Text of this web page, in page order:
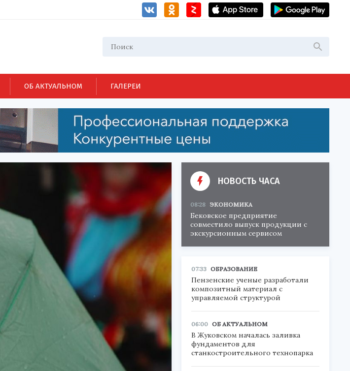
ОБ АКТУАЛЬНОМ ГАЛЕРЕИ
НОВОСТЬ ЧАСА
08:28 ЭКОНОМИКА
Бековское предприятие
совместило выпуск продукции с
экскурсионным сервисом
07:33 ОБРАЗОВАНИЕ
Пензенские ученые разработали
композитный материал с
управляемой структурой
06:00 ОБ АКТУАЛЬНОМ
В Жуковском началась заливка
фундаментов для
станкостроительного технопарка